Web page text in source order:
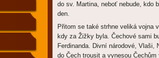
do sv. Martina, neboť nebude, kdo
den.
Přitom se také strhne veliká vojna
kdy za Žižky byla. Čechové sami
Ferdinanda. Divní národové, Vlaši,
do Čech trousit a vynesou